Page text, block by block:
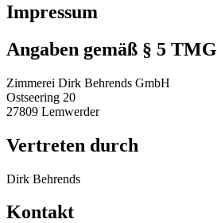
Impressum
Angaben gemäß § 5 TMG
Zimmerei Dirk Behrends GmbH
Ostseering 20
27809 Lemwerder
Vertreten durch
Dirk Behrends
Kontakt